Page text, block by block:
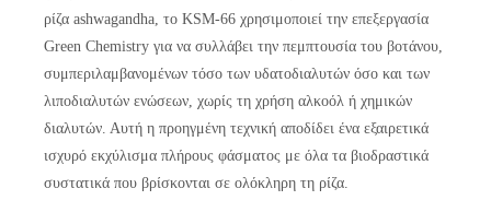
ρίζα ashwagandha, το KSM-66 χρησιμοποιεί την επεξεργασία
Green Chemistry για να συλλάβει την πεμπτουσία του βοτάνου,
συμπεριλαμβανομένων τόσο των υδατοδιαλυτών όσο και των
λιποδιαλυτών ενώσεων, χωρίς τη χρήση αλκοόλ ή χημικών
διαλυτών. Αυτή η προηγμένη τεχνική αποδίδει ένα εξαιρετικά
ισχυρό εκχύλισμα πλήρους φάσματος με όλα τα βιοδραστικά
συστατικά που βρίσκονται σε ολόκληρη τη ρίζα.